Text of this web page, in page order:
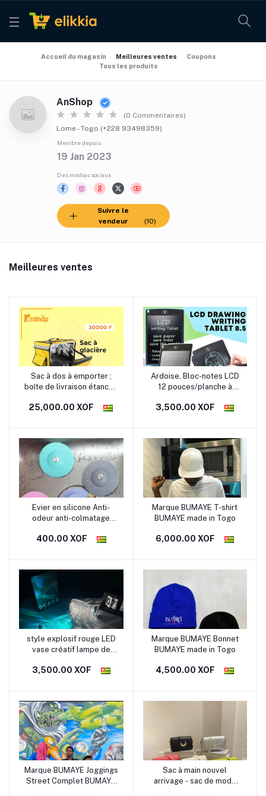
Accueil du magasin Meilleures ventes
Coupons
Tous les produits
AnShop
(0 Commentaires)
Lome - Togo (+228 93498359)
Membre depuis
19 Jan 2023
Des médias sociaux
Suivre le
vendeur
(10)
Meilleures ventes
Sac à dos à emporter ;
boîte de livraison étanche
sac de support
25,000.00 XOF
Ardoise, Bloc-notes LCD
12 pouces/planche à
tablette d'écriture
3,500.00 XOF
Evier en silicone Anti-
odeur anti-colmatage
rebond fermeture silicone
400.00 XOF
Marque BUMAYE T-shirt
BUMAYE made in Togo
6,000.00 XOF
style explosif rouge LED
vase créatif lampe de
décoration
3,500.00 XOF
Marque BUMAYE Bonnet
BUMAYE made in Togo
4,500.00 XOF
Marque BUMAYE Joggings
Street Complet BUMAYE
Sac à main nouvel
arrivage - sac de mode